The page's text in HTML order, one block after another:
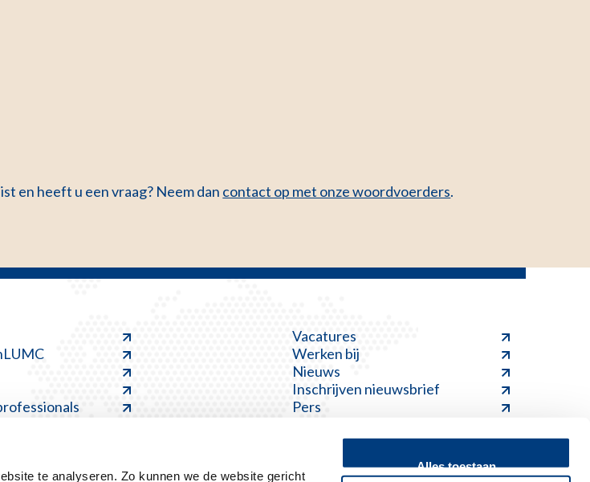
te analyseren. Zo kunnen we de website gericht
Alles toestaan
en heeft u een vraag? Neem dan contact op met onze woordvoerders.
Vacatures
Werken bij
Nieuws
Inschrijven nieuwsbrief
Pers